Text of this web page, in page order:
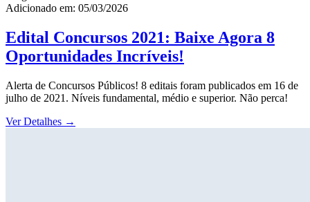
Adicionado em: 05/03/2026
Edital Concursos 2021: Baixe Agora 8
Oportunidades Incríveis!
Alerta de Concursos Públicos! 8 editais foram publicados em 16 de
julho de 2021. Níveis fundamental, médio e superior. Não perca!
Ver Detalhes →